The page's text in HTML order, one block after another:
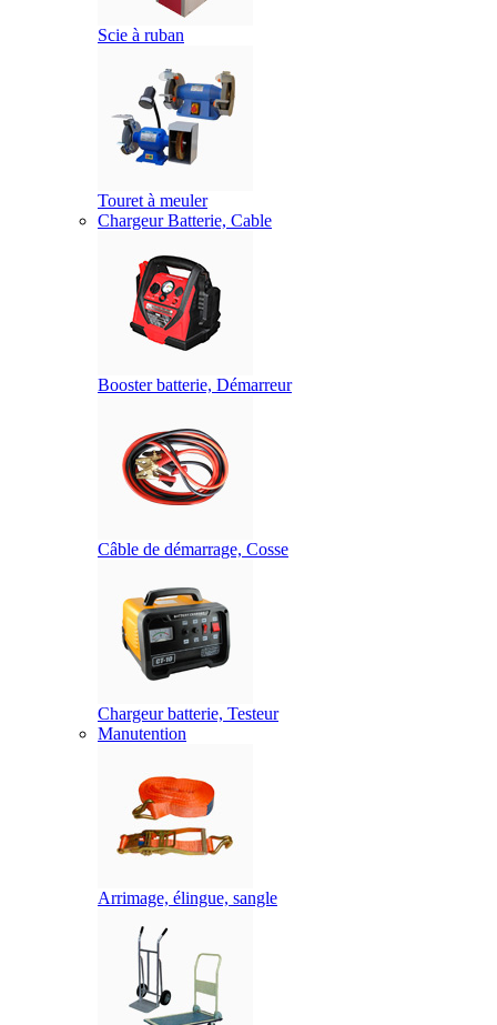
Scie à ruban
Touret à meuler
Chargeur Batterie, Cable
Booster batterie, Démarreur
Câble de démarrage, Cosse
Chargeur batterie, Testeur
Manutention
Arrimage, élingue, sangle